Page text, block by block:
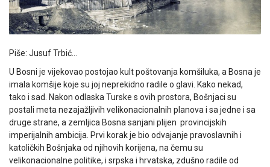
Piše: Jusuf Trbić…
U Bosni je vijekovao postojao kult poštovanja komšiluka, a Bosna je
imala komšije koje su joj neprekidno radile o glavi. Kako nekad,
tako i sad. Nakon odlaska Turske s ovih prostora, Bošnjaci su
postali meta nezajažljivih velikonacionalnih planova i sa jedne i sa
druge strane, a zemljica Bosna sanjani plijen provincijskih
imperijalnih ambicija. Prvi korak je bio odvajanje pravoslavnih i
katoličkih Bošnjaka od njihovih korijena, na čemu su
velikonacionalne politike, i srpska i hrvatska, zdušno radile od